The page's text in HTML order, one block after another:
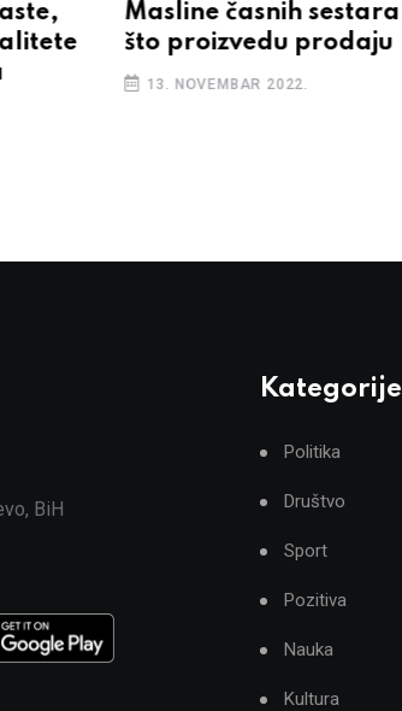
Masline časnih
što proizvedu prodaju
13. NOVEMBAR 2022.
BiH
Kategorije
Politika
Društvo
Sport
Pozitiva
Nauka
Kultura